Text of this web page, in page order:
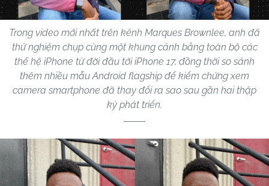
Trong video mới nhất trên kênh Marques Brownlee, anh đã
thử nghiệm chụp cùng một khung cảnh bằng toàn bộ các
thế hệ iPhone từ đời đầu tới iPhone 17, đồng thời so sánh
thêm nhiều mẫu Android flagship để kiểm chứng xem
camera smartphone đã thay đổi ra sao sau gần hai thập
kỷ phát triển.